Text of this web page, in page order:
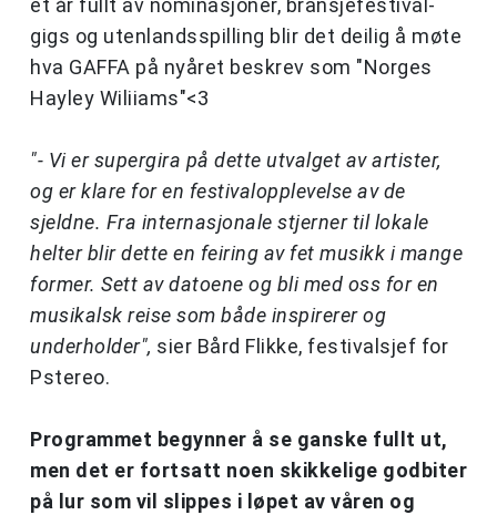
et år fullt av nominasjoner, bransjefestival-
gigs og utenlandsspilling blir det deilig å møte
hva GAFFA på nyåret beskrev som "Norges
Hayley Wiliiams"<3
"- Vi er supergira på dette utvalget av artister,
og er klare for en festivalopplevelse av de
sjeldne. Fra internasjonale stjerner til lokale
helter blir dette en feiring av fet musikk i mange
former. Sett av datoene og bli med oss for en
musikalsk reise som både inspirerer og
underholder", sier Bård Flikke, festivalsjef for
Pstereo.
Programmet begynner å se ganske fullt ut,
men det er fortsatt noen skikkelige godbiter
på lur som vil slippes i løpet av våren og